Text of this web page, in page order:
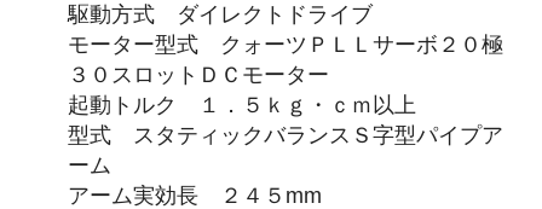
駆動方式 ダイレクトドライブ
モーター型式 クォーツＰＬＬサーボ２０極
３０スロットＤＣモーター
起動トルク １．５ｋｇ・ｃｍ以上
型式 スタティックバランスＳ字型パイプア
ーム
アーム実効長 ２４５mm